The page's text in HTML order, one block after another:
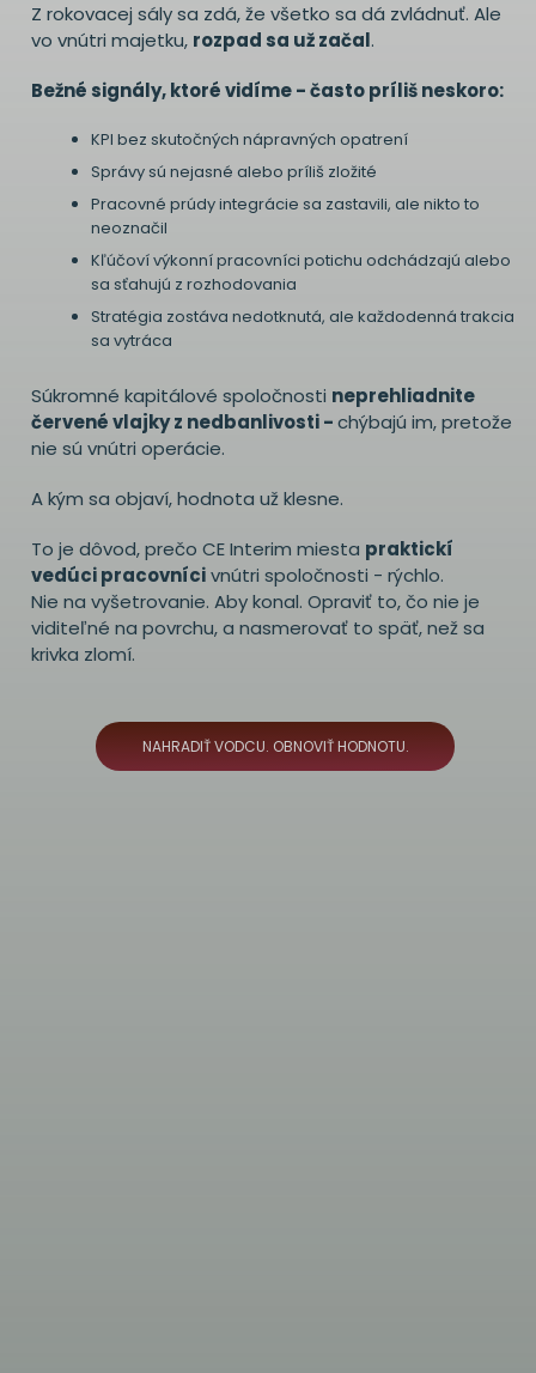
Z rokovacej sály sa zdá, že všetko sa dá zvládnuť. Ale
vo vnútri majetku, rozpad sa už začal.
Bežné signály, ktoré vidíme - často príliš neskoro:
KPI bez skutočných nápravných opatrení
Správy sú nejasné alebo príliš zložité
Pracovné prúdy integrácie sa zastavili, ale nikto to
neoznačil
Kľúčoví výkonní pracovníci potichu odchádzajú alebo
sa sťahujú z rozhodovania
Stratégia zostáva nedotknutá, ale každodenná trakcia
sa vytráca
Súkromné kapitálové spoločnosti neprehliadnite
červené vlajky z nedbanlivosti -chýbajú im, pretože
nie sú vnútri operácie.
A kým sa objaví, hodnota už klesne.
To je dôvod, prečo CE Interim miesta praktickí
vedúci pracovnícivnútri spoločnosti - rýchlo.
Nie na vyšetrovanie. Aby konal. Opraviť to, čo nie je
viditeľné na povrchu, a nasmerovať to späť, než sa
krivka zlomí.
NAHRADIŤ VODCU. OBNOVIŤ HODNOTU.